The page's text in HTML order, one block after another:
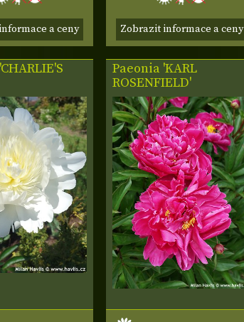
a ceny Zobrazit informace a ceny
Paeonia 'KARL
ROSENFIELD'